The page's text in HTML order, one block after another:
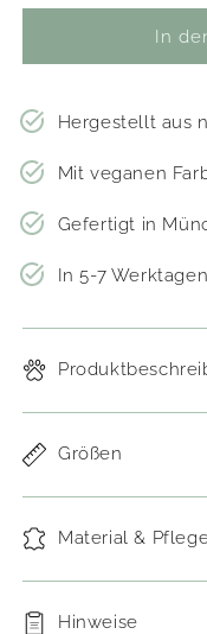
In
Hergestellt aus
Mit veganen
Gefertigt in
In 5-7
Größen
Material &
Hinweise